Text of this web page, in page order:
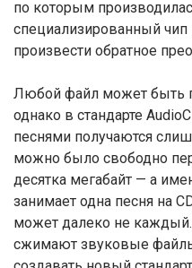
по которым
специализированный чип
произвести обратное
Любой файл может быть
однако в стандарте
песнями получаются
можно было свободно
десятка мегабайт — а
занимает одна песня на
может далеко не
сжимают звуковые